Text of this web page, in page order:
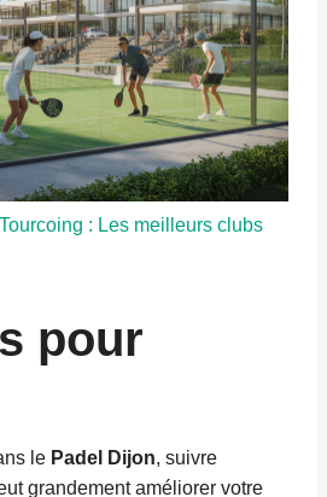
: Les meilleurs clubs
pour
le Padel Dijon, suivre
grandement améliorer votre